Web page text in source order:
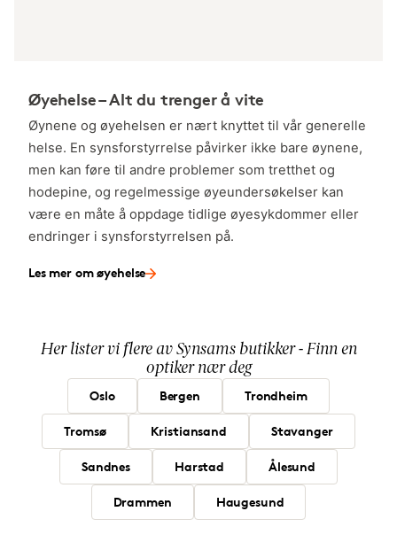
Øyehelse – Alt du trenger å vite
Øynene og øyehelsen er nært knyttet til vår generelle
helse. En synsforstyrrelse påvirker ikke bare øynene,
men kan føre til andre problemer som tretthet og
hodepine, og regelmessige øyeundersøkelser kan
være en måte å oppdage tidlige øyesykdommer eller
endringer i synsforstyrrelsen på.
Les mer om øyehelse
Her lister vi flere av Synsams butikker - Finn en
optiker nær deg
Oslo Bergen Trondheim
Tromsø Kristiansand Stavanger
Sandnes Harstad Ålesund
Drammen Haugesund